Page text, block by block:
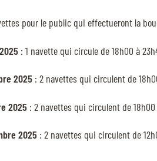
pour le public qui effectueront la
: 1 navette qui circule de 18h00 à
2025 : 2 navettes qui circulent de
2025 : 2 navettes qui circulent de
2025 : 2 navettes qui circulent de